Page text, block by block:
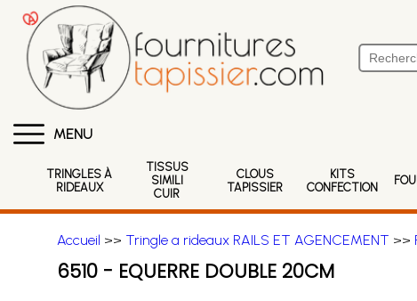
MENU
TRINGLES À
RIDEAUX
TISSUS
SIMILI
CUIR
CLOUS
TAPISSIER
KITS
CONFECTION
Accueil >> Tringle a rideaux RAILS ET AGENCEMENT >>
6510 - EQUERRE DOUBLE 20CM